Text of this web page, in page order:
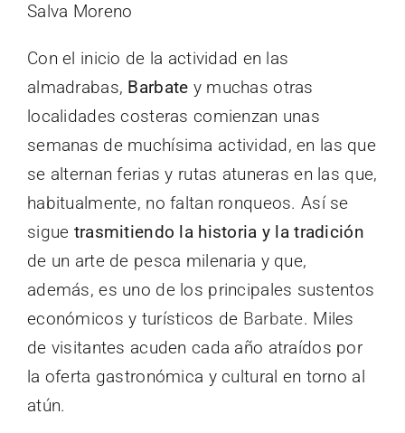
Salva Moreno
Con el inicio de la actividad en las
almadrabas, Barbate y muchas otras
localidades costeras comienzan unas
semanas de muchísima actividad, en las que
se alternan ferias y rutas atuneras en las que,
habitualmente, no faltan ronqueos. Así se
sigue trasmitiendo la historia y la tradición
de un arte de pesca milenaria y que,
además, es uno de los principales sustentos
económicos y turísticos de Barbate. Miles
de visitantes acuden cada año atraídos por
la oferta gastronómica y cultural en torno al
atún.